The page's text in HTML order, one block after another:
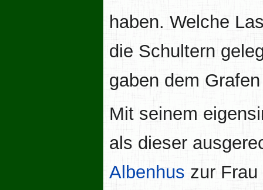
haben. Welche
die Schultern
gaben dem
Mit seinem
als dieser
Albenhus zur